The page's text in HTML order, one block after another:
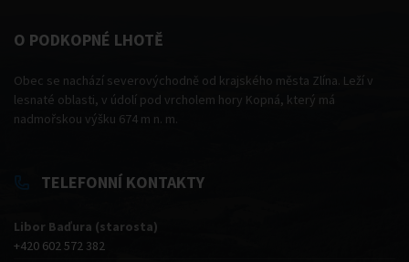
O PODKOPNÉ LHOTĚ
Obec se nachází severovýchodně od krajského města Zlína. Leží v
lesnaté oblasti, v údolí pod vrcholem hory Kopná, který má
nadmořskou výšku 674 m n. m.
TELEFONNÍ KONTAKTY
Libor Baďura (starosta)
+420 602 572 382